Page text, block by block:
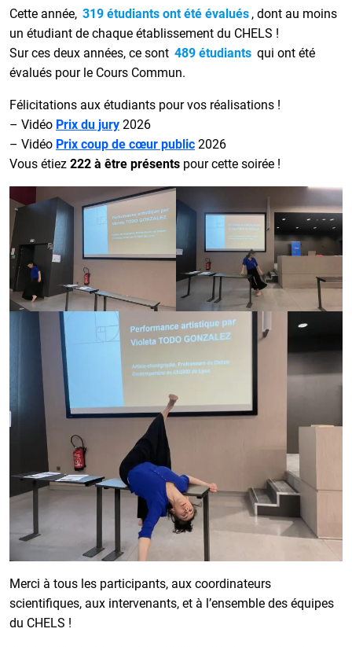
Cette année, 319 étudiants ont été évalués , dont au moins
un étudiant de chaque établissement du CHELS !
Sur ces deux années, ce sont 489 étudiants qui ont été
évalués pour le Cours Commun.
Félicitations aux étudiants pour vos réalisations !
– Vidéo Prix du jury 2026
– Vidéo Prix coup de cœur public 2026
Vous étiez 222 à être présents pour cette soirée !
Merci à tous les participants, aux coordinateurs
scientifiques, aux intervenants, et à l’ensemble des équipes
du CHELS !